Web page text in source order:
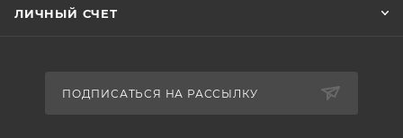
ЛИЧНЫЙ СЧЕТ
ПОДПИСАТЬСЯ НА РАССЫЛКУ